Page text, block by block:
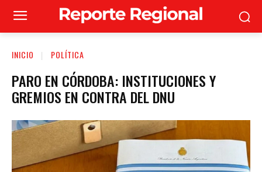
INICIO POLÍTICA
PARO EN CÓRDOBA: INSTITUCIONES Y
GREMIOS EN CONTRA DEL DNU